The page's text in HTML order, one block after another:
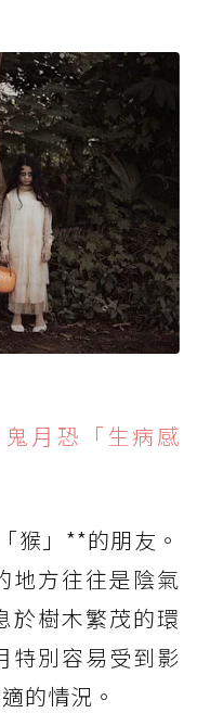
月恐「生病感
猴」**的朋友。
地方往往是陰氣
於樹木繁茂的環
特別容易受到影
的情況。